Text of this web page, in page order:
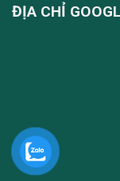
ĐỊA CHỈ